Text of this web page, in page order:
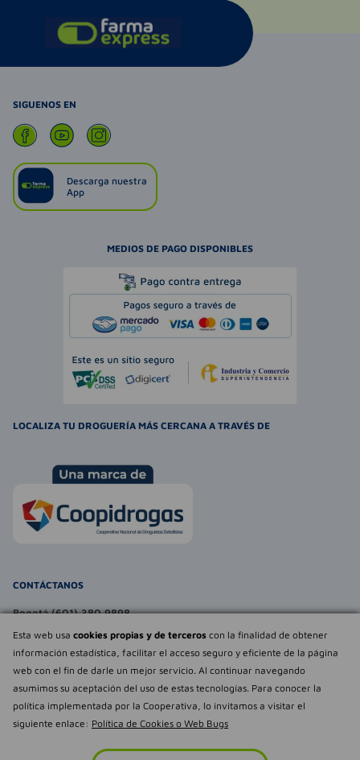
Esta web usa cookies propias y de terceros con la finalidad de obtener
información estadística, facilitar el acceso seguro y eficiente de la página
web con el fin de darle un mejor servicio. Al continuar navegando
asumimos su aceptación del uso de estas tecnologías. Para conocer la
política implementada por la Cooperativa, lo invitamos a visitar el
siguiente enlace: Política de Cookies o Web Bugs
Déjanos tu
opinión
SIGUENOS EN
Descarga nuestra
App
MEDIOS DE PAGO DISPONIBLES
LOCALIZA TU DROGUERÍA MÁS CERCANA A TRAVÉS DE
CONTÁCTANOS
Bogotá (601) 380 9898
atencionalcliente@farmaexpress.com
TE PUEDE INTERESAR
NOSOTROS
Empowered by
Todos los derechos reservados Farmaexpress 2025